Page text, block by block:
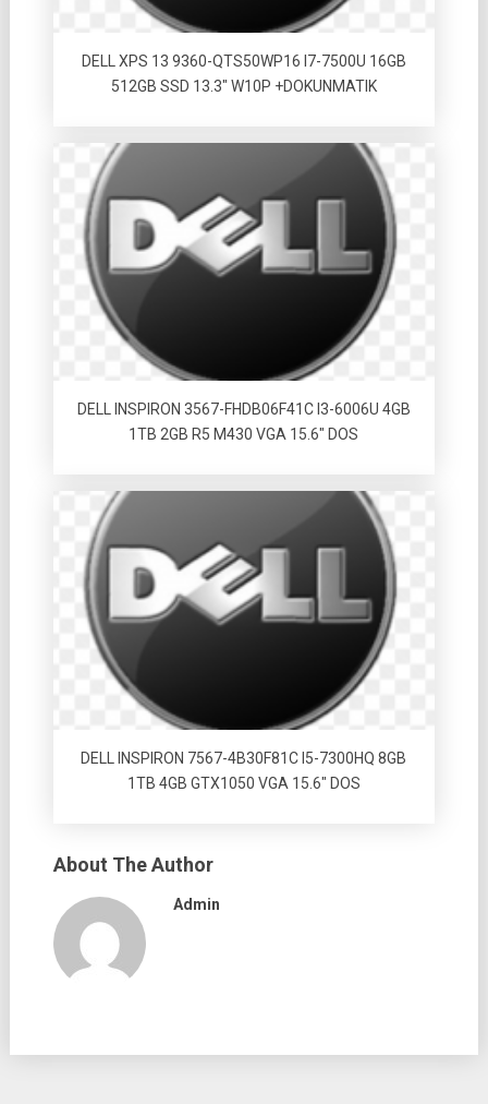
DELL XPS 13 9360-QTS50WP16 I7-7500U 16GB
512GB SSD 13.3″ W10P +DOKUNMATIK
DELL INSPIRON 3567-FHDB06F41C I3-6006U 4GB
1TB 2GB R5 M430 VGA 15.6″ DOS
DELL INSPIRON 7567-4B30F81C I5-7300HQ 8GB
1TB 4GB GTX1050 VGA 15.6″ DOS
About The Author
Admin